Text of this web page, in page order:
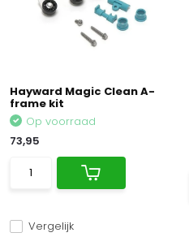
Hayward Magic Clean A-
frame kit
Vergelijk
Op voorraad
73,95